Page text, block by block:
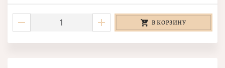
В КОРЗИНУ